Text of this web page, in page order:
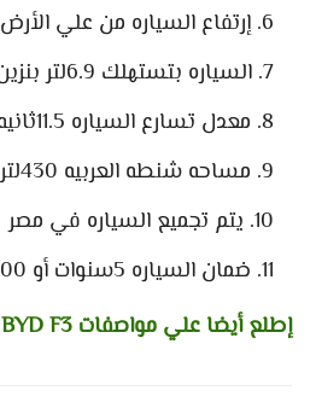
إرتفاع السياره من علي الأرض 12.9سم
السياره بتستهلك 6.9لتر بنزين كل 100كم
معدل تسارع السياره 11.5ثانيه
مساحه شنطه العربيه 430لتر
يتم تجميع السياره في مصر
ضمان السياره 5سنوات أو 100,000كم
إطلع أيضا علي مواصفات BYD F3